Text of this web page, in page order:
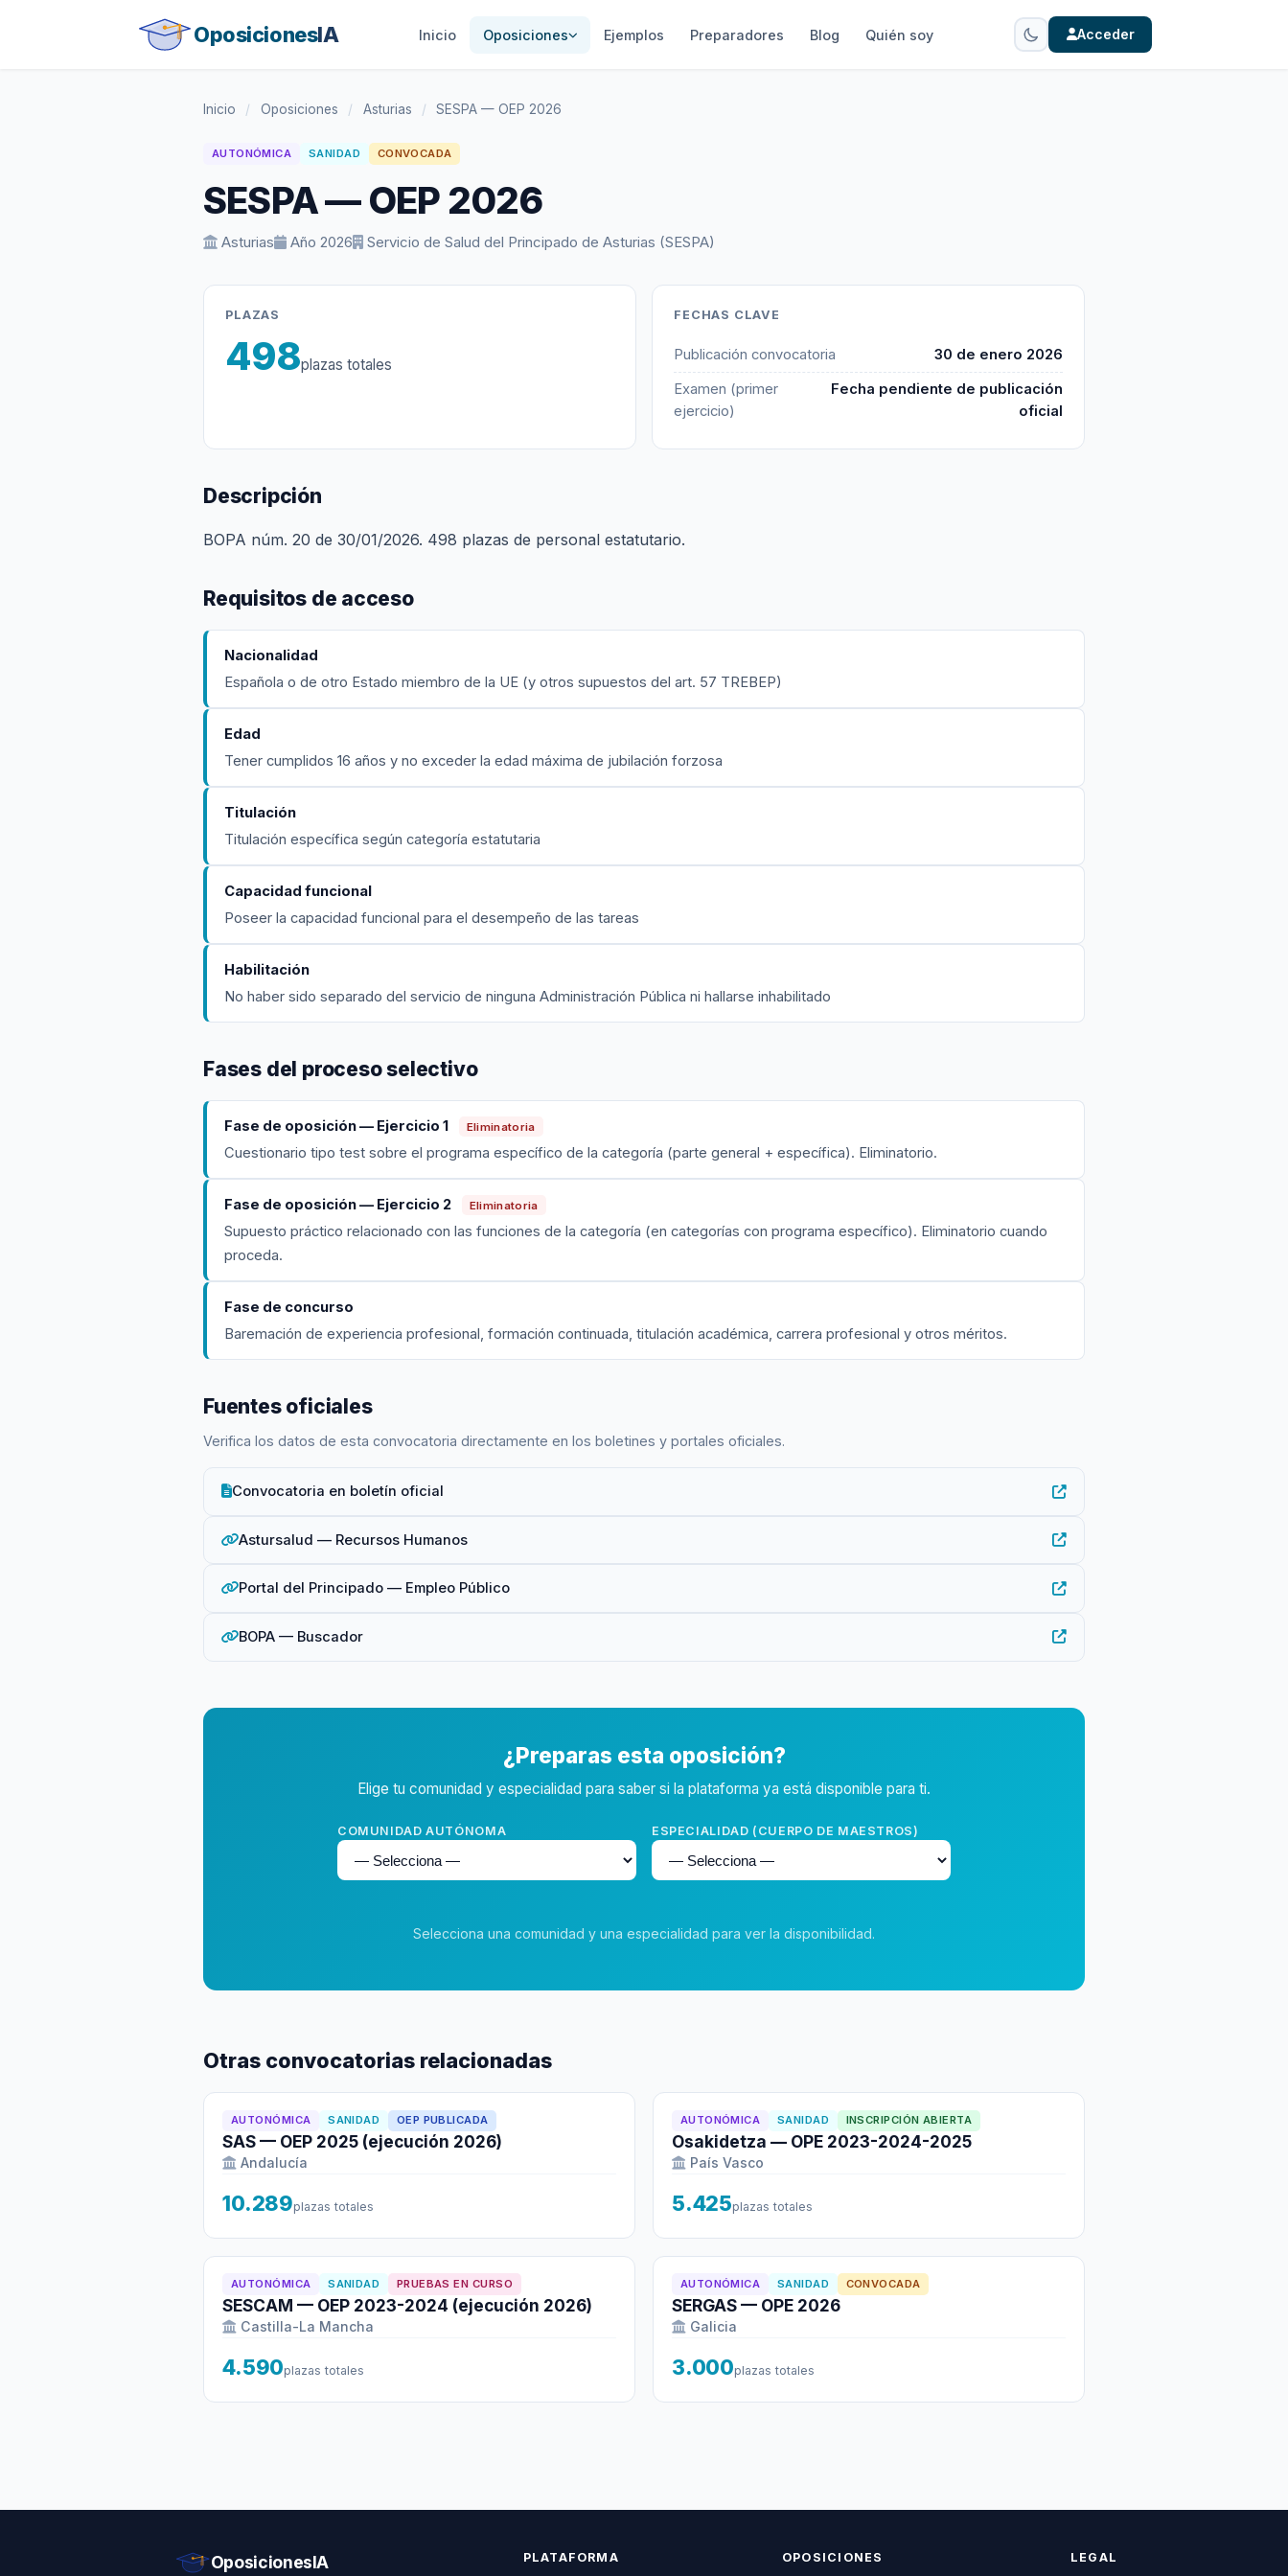
OposicionesIA Inicio Oposiciones Ejemplos Preparadores Blog Quién soy Acceder
Inicio / Oposiciones / Asturias / SESPA — OEP 2026
AUTONÓMICA SANIDAD CONVOCADA
SESPA — OEP 2026
Asturias Año 2026 Servicio de Salud del Principado de Asturias (SESPA)
PLAZAS
498plazas totales
FECHAS CLAVE
Publicación convocatoria 30 de enero 2026
Examen (primer
ejercicio)
Fecha pendiente de publicación
oficial
Descripción
BOPA núm. 20 de 30/01/2026. 498 plazas de personal estatutario.
Requisitos de acceso
Nacionalidad
Española o de otro Estado miembro de la UE (y otros supuestos del art. 57 TREBEP)
Edad
Tener cumplidos 16 años y no exceder la edad máxima de jubilación forzosa
Titulación
Titulación específica según categoría estatutaria
Capacidad funcional
Poseer la capacidad funcional para el desempeño de las tareas
Habilitación
No haber sido separado del servicio de ninguna Administración Pública ni hallarse inhabilitado
Fases del proceso selectivo
Fase de oposición — Ejercicio 1 Eliminatoria
Cuestionario tipo test sobre el programa específico de la categoría (parte general + específica). Eliminatorio.
Fase de oposición — Ejercicio 2 Eliminatoria
Supuesto práctico relacionado con las funciones de la categoría (en categorías con programa específico). Eliminatorio cuando
proceda.
Fase de concurso
Baremación de experiencia profesional, formación continuada, titulación académica, carrera profesional y otros méritos.
Fuentes oficiales
Verifica los datos de esta convocatoria directamente en los boletines y portales oficiales.
Convocatoria en boletín oficial
Astursalud — Recursos Humanos
Portal del Principado — Empleo Público
BOPA — Buscador
¿Preparas esta oposición?
Elige tu comunidad y especialidad para saber si la plataforma ya está disponible para ti.
COMUNIDAD AUTÓNOMA ESPECIALIDAD (CUERPO DE MAESTROS)
Selecciona una comunidad y una especialidad para ver la disponibilidad.
Otras convocatorias relacionadas
AUTONÓMICA SANIDAD OEP PUBLICADA
SAS — OEP 2025 (ejecución 2026)
Andalucía
10.289plazas totales
AUTONÓMICA SANIDAD INSCRIPCIÓN ABIERTA
Osakidetza — OPE 2023-2024-2025
País Vasco
5.425plazas totales
AUTONÓMICA SANIDAD PRUEBAS EN CURSO
SESCAM — OEP 2023-2024 (ejecución 2026)
Castilla-La Mancha
4.590plazas totales
AUTONÓMICA SANIDAD CONVOCADA
SERGAS — OPE 2026
Galicia
3.000plazas totales
OposicionesIA PLATAFORMA OPOSICIONES LEGAL